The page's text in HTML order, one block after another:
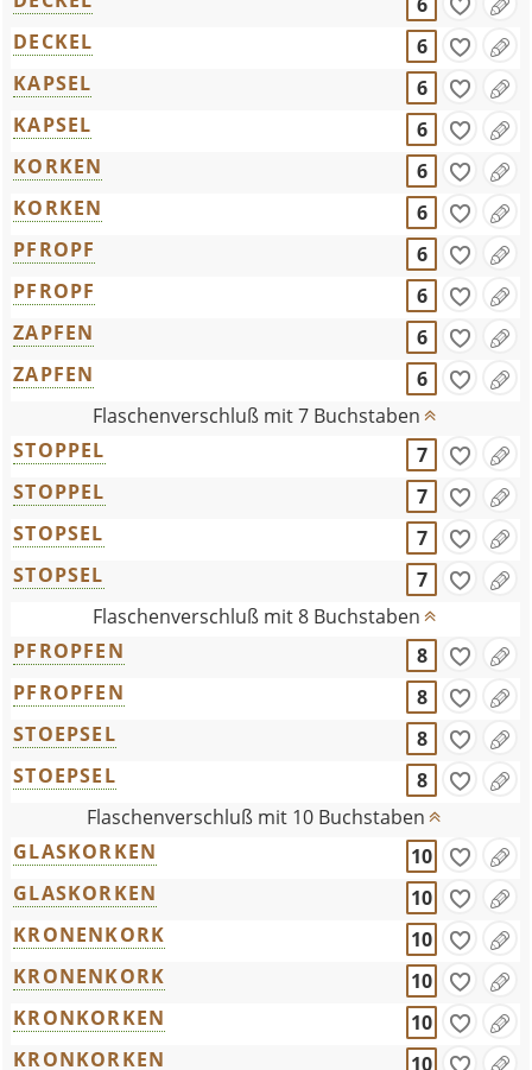
DECKEL
6
KAPSEL
6
KAPSEL
6
KORKEN
6
KORKEN
6
PFROPF
6
PFROPF
6
ZAPFEN
6
ZAPFEN
6
Flaschenverschluß mit 7 Buchstaben
STOPPEL
7
STOPPEL
7
STOPSEL
7
STOPSEL
7
Flaschenverschluß mit 8 Buchstaben
PFROPFEN
8
PFROPFEN
8
STOEPSEL
8
STOEPSEL
8
Flaschenverschluß mit 10 Buchstaben
GLASKORKEN
10
GLASKORKEN
10
KRONENKORK
10
KRONENKORK
10
KRONKORKEN
10
KRONKORKEN
10